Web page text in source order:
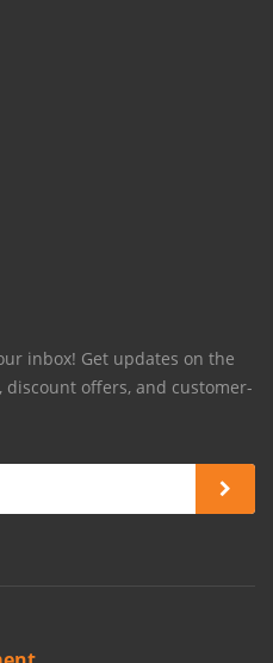
inbox! Get updates on the
offers, and customer-